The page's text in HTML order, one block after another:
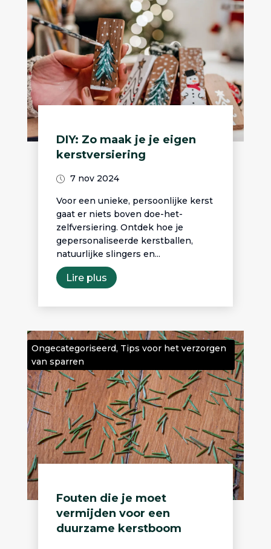
DIY: Zo maak je je eigen
kerstversiering
7 nov 2024
Voor een unieke, persoonlijke kerst
gaat er niets boven doe-het-
zelfversiering. Ontdek hoe je
gepersonaliseerde kerstballen,
natuurlijke slingers en...
Lire plus
Ongecategoriseerd, Tips voor het verzorgen
van sparren
Fouten die je moet
vermijden voor een
duurzame kerstboom